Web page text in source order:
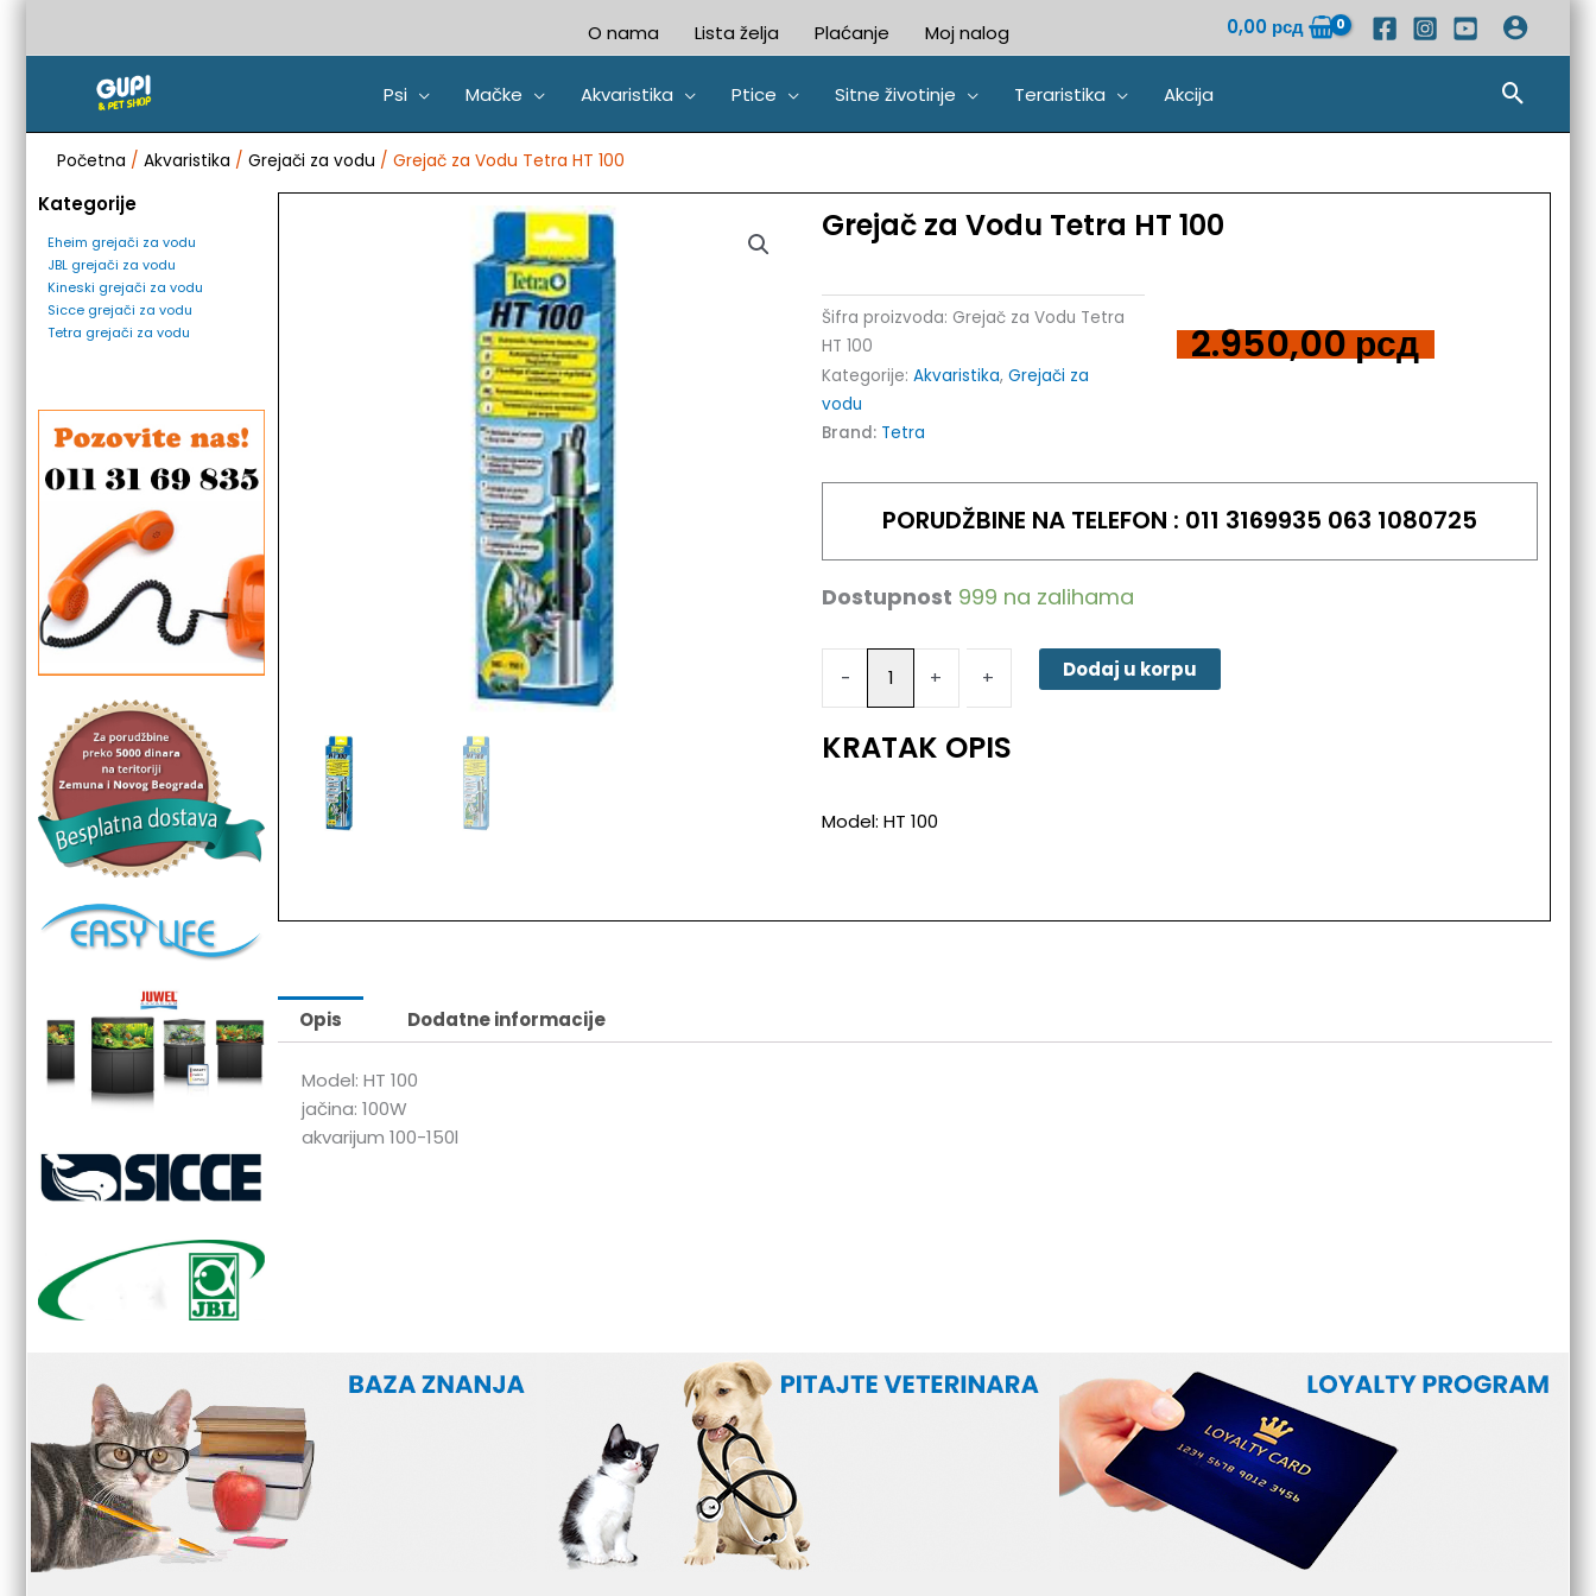
O nama Lista želja Plaćanje Moj nalog 0,00 рсд
Psi Mačke Akvaristika Ptice Sitne životinje Teraristika Akcija
Početna / Akvaristika / Grejači za vodu / Grejač za Vodu Tetra HT 100
Kategorije
Eheim grejači za vodu
JBL grejači za vodu
Kineski grejači za vodu
Sicce grejači za vodu
Tetra grejači za vodu
Grejač za Vodu Tetra HT 100
Šifra proizvoda: Grejač za Vodu Tetra
HT 100
Kategorije: Akvaristika,Grejači za
vodu
Brand: Tetra
2.950,00рсд
PORUDŽBINE NA TELEFON : 011 3169935 063 1080725
Dostupnost 999 na zalihama
-
-
Grejač
Vodu
Tetra
HT
100
količina
+ + Dodaj u korpu
KRATAK OPIS
Model: HT 100
Opis Dodatne informacije
Model: HT 100
jačina: 100W
akvarijum 100-150l